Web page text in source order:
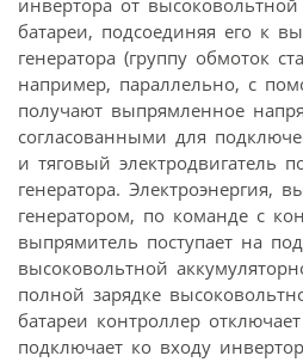
батареи, подсоединяя его к
генератора (группу обмоток
например, параллельно, с
получают выпрямленное
согласованными для
и тяговый электродвигатель
генератора. Электроэнергия,
генератором, по команде с
выпрямитель поступает на
высоковольтной
полной зарядке
батареи контроллер
подключает ко входу